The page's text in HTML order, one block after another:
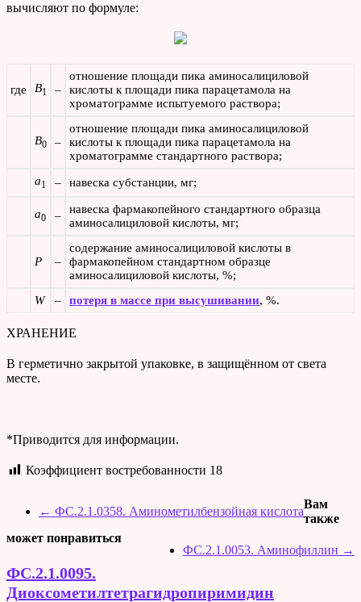
вычисляют по формуле:
где B1 –
отношение площади пика аминосалициловой
кислоты к площади пика парацетамола на
хроматограмме испытуемого раствора;
B0 –
отношение площади пика аминосалициловой
кислоты к площади пика парацетамола на
хроматограмме стандартного раствора;
a1 – навеска субстанции, мг;
a0 –
навеска фармакопейного стандартного образца
аминосалициловой кислоты, мг;
P –
содержание аминосалициловой кислоты в
фармакопейном стандартном образце
аминосалициловой кислоты, %;
W
– потеря в массе при высушивании, %.
ХРАНЕНИЕ
В герметично закрытой упаковке, в защищённом от света
месте.
*Приводится для информации.
Коэффициент востребованности 18
← ФС.2.1.0358. Аминометилбензойная кислота
ФС.2.1.0053. Аминофиллин →
Вам
также
может понравиться
ФС.2.1.0095.
Диоксометилтетрагидропиримидин